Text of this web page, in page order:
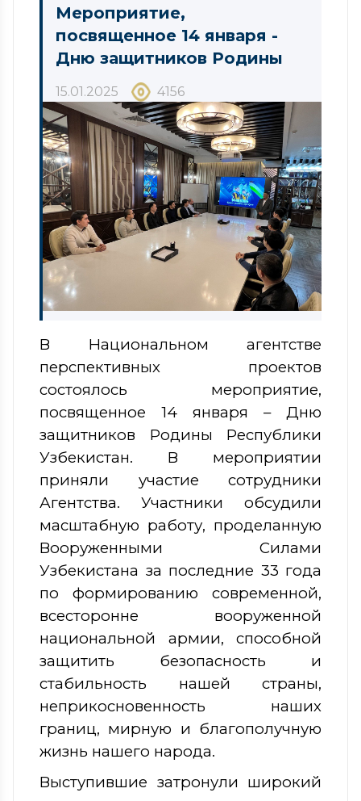
Мероприятие,
посвященное 14 января -
Дню защитников Родины
15.01.2025 4156
В Национальном агентстве
перспективных проектов
состоялось мероприятие,
посвященное 14 января – Дню
защитников Родины Республики
Узбекистан. В мероприятии
приняли участие сотрудники
Агентства. Участники обсудили
масштабную работу, проделанную
Вооруженными Силами
Узбекистана за последние 33 года
по формированию современной,
всесторонне вооруженной
национальной армии, способной
защитить безопасность и
стабильность нашей страны,
неприкосновенность наших
границ, мирную и благополучную
жизнь нашего народа.
Выступившие затронули широкий